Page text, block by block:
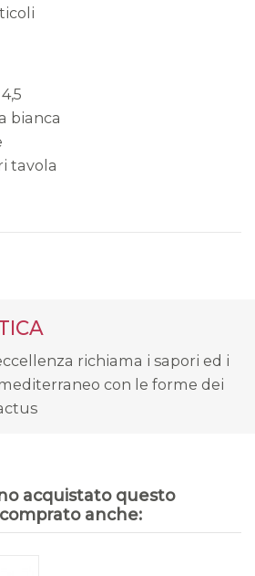
bianca
tavola
richiama i sapori ed i
con le forme dei
acquistato questo
anche: